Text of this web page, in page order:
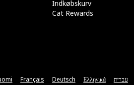
Indkøbskurv
Cat Rewards
Français Deutsch Ελληνικά עברית